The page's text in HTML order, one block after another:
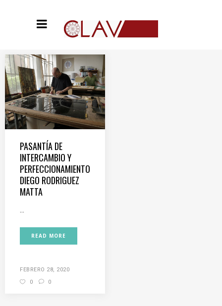
PASANTÍA DE
INTERCAMBIO Y
PERFECCIONAMIENTO
DIEGO RODRIGUEZ
MATTA
READ MORE
FEBRERO 28, 2020
0
0